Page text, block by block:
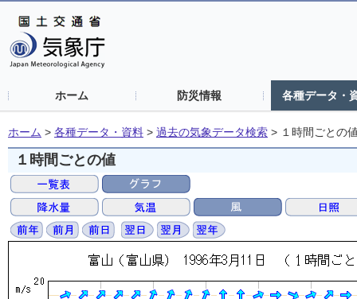
ホーム 防災情報 各種データ・
ホーム > 各種データ・資料 > 過去の気象データ検索 > １時間ごとの
１時間ごとの値